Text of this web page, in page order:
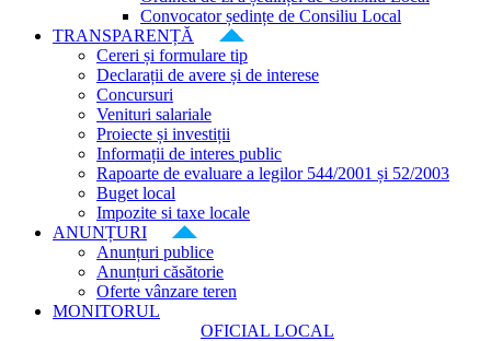
Convocator ședințe de Consiliu Local
TRANSPARENȚĂ
Cereri și formulare tip
Declarații de avere și de interese
Concursuri
Venituri salariale
Proiecte și investiții
Informații de interes public
Rapoarte de evaluare a legilor 544/2001 și 52/2003
Buget local
Impozite si taxe locale
ANUNȚURI
Anunțuri publice
Anunțuri căsătorie
Oferte vânzare teren
MONITORUL
OFICIAL LOCAL